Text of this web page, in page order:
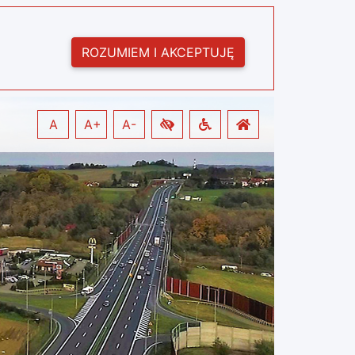
ROZUMIEM I AKCEPTUJĘ
A A+ A-